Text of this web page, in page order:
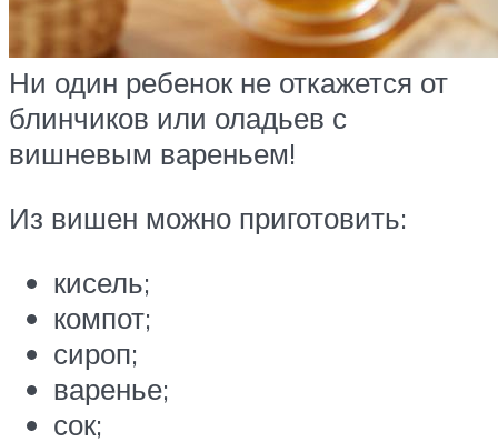
Ни один ребенок не откажется от
блинчиков или оладьев с
вишневым вареньем!
Из вишен можно приготовить:
кисель;
компот;
сироп;
варенье;
сок;